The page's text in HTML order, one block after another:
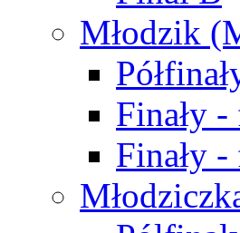
Młodzik
Finały
Finały -